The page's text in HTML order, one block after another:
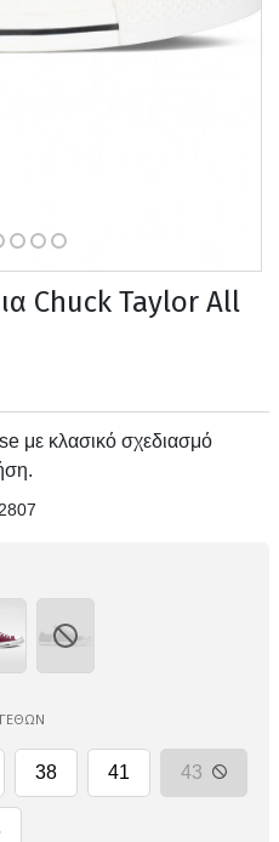
Chuck Taylor All
με κλασικό σχεδιασμό
38 41 43